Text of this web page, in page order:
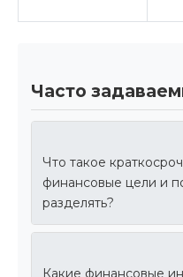
Часто
Что такое
финансовые цели и
разделять?
Какие финансовые